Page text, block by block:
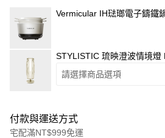
Vermicular IH琺瑯電子鑄鐵
STYLISTIC 琉映澄波情境燈 L
請選擇商品選項
付款與運送方式
宅配滿NT$999免運